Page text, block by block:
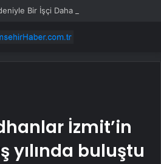
Bir İşçi Daha Hayatını Kaybetti
İzmit’in
yılında buluştu